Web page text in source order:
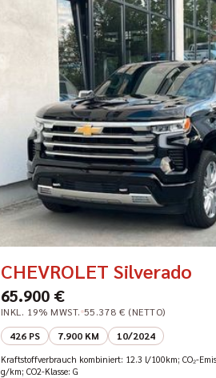
CHEVROLET Silverado
65.900 €
INKL. 19% MWST. 55.378 € (NETTO)
426 PS
7.900 KM 10/2024
Kraftstoffverbrauch kombiniert: 12.3 l/100km; CO₂-
g/km; CO2-Klasse: G